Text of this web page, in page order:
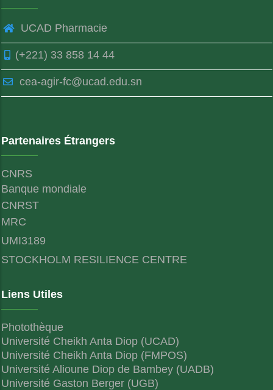
UCAD Pharmacie
(+221) 33 858 14 44
cea-agir-fc@ucad.edu.sn
Partenaires Étrangers
CNRS
Banque mondiale
CNRST
MRC
UMI3189
STOCKHOLM RESILIENCE CENTRE
Liens Utiles
Photothèque
Université Cheikh Anta Diop (UCAD)
Université Cheikh Anta Diop (FMPOS)
Université Alioune Diop de Bambey (UADB)
Université Gaston Berger (UGB)